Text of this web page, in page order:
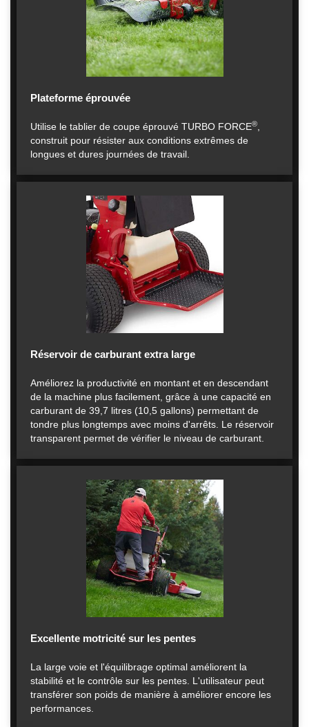
Plateforme éprouvée
Utilise le tablier de coupe éprouvé TURBO FORCE®
construit pour résister aux conditions extrêmes de
longues et dures journées de travail.
Réservoir de carburant extra large
Améliorez la productivité en montant et en descendant
de la machine plus facilement, grâce à une capacité en
carburant de 39,7 litres (10,5 gallons) permettant de
tondre plus longtemps avec moins d'arrêts. Le réservoir
transparent permet de vérifier le niveau de carburant.
Excellente motricité sur les pentes
La large voie et l'équilibrage optimal améliorent la
stabilité et le contrôle sur les pentes. L'utilisateur peut
transférer son poids de manière à améliorer encore les
performances.